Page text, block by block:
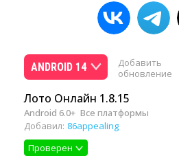
ANDROID 14
Добавить
обновление
Лото Онлайн 1.8.15
Android 6.0+ Все платформы
Добавил: 86appealing
Проверен